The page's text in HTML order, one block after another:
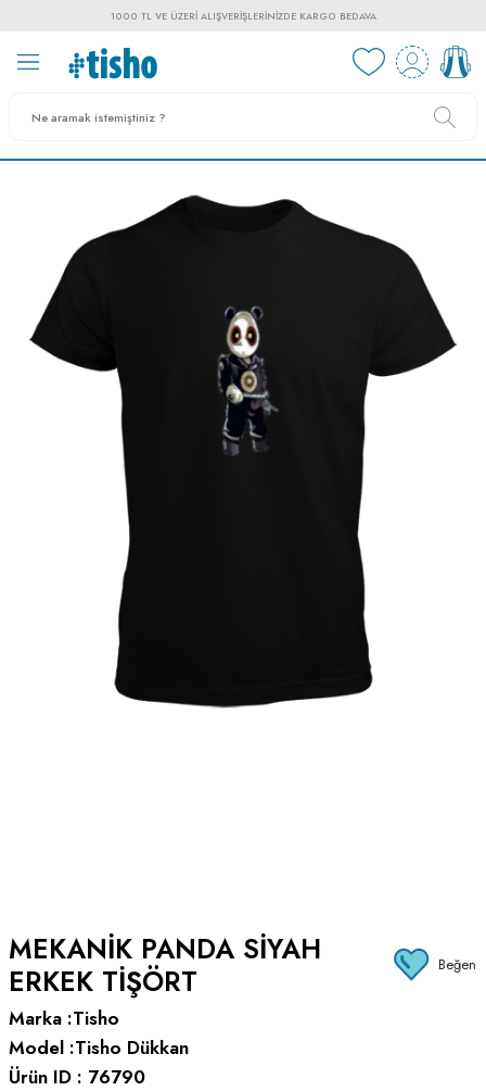
1000 TL VE ÜZERI ALIŞVERIŞLERINIZDE KARGO BEDAVA
MEKANIK PANDA SIYAH
ERKEK TIŞÖRT
Beğen
Marka :Tisho
Model :Tisho Dükkan
Ürün ID : 76790